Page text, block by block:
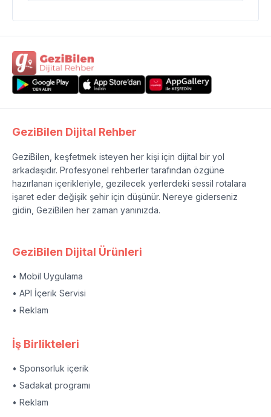
GeziBilen Dijital Rehber
GeziBilen, keşfetmek isteyen her kişi için dijital bir yol
arkadaşıdır. Profesyonel rehberler tarafından özgüne
hazırlanan içerikleriyle, gezilecek yerlerdeki sessil rotalara
işaret eder değişik şehir için düşünür. Nereye giderseniz
gidin, GeziBilen her zaman yanınızda.
GeziBilen Dijital Ürünleri
• Mobil Uygulama
• API İçerik Servisi
• Reklam
İş Birlikteleri
• Sponsorluk içerik
• Sadakat programı
• Reklam